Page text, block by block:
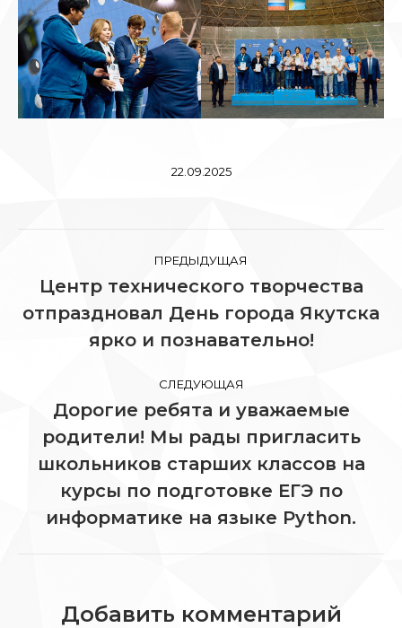
22.09.2025
Навигация
по
записям
ПРЕДЫДУЩАЯ
Предыдущая
запись:
Центр технического творчества
отпраздновал День города Якутска
ярко и познавательно!
СЛЕДУЮЩАЯ
Следующая
запись:
Дорогие ребята и уважаемые
родители! Мы рады пригласить
школьников старших классов на
курсы по подготовке ЕГЭ по
информатике на языке Python.
Добавить комментарий